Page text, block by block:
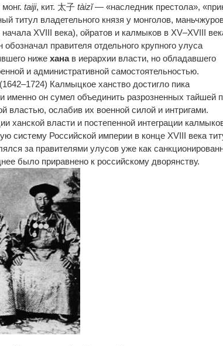
taiji, кит. 太子tàizǐ— «наследник престола»,
титул владетельного князя у монголов,
начала XVIII века), ойратов и калмыков в XV–XVIII
обозначал правителя отдельного крупного улуса
нижеханав иерархии власти, но обладавшего
и административной самостоятельностью.
(1642–1724) Калмыцкое ханство достигло пика
именно он сумел объединить разрозненных тайшей
властью, ослабив их военной силой и интригами.
ханской власти и постепенной интеграции
систему Российской империи в конце XVIII века
за правителями улусов уже как
было приравнено к российскому дворянству.